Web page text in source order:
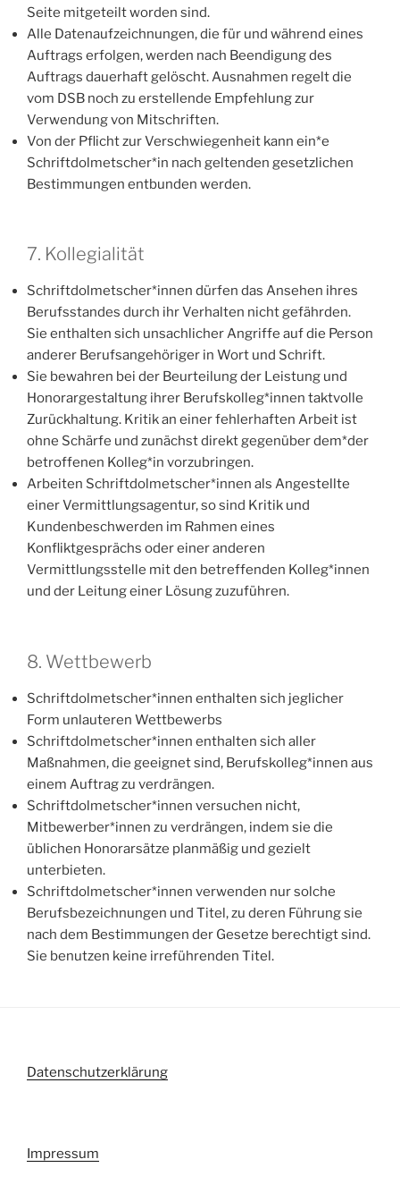
Seite mitgeteilt worden sind.
Alle Datenaufzeichnungen, die für und während eines
Auftrags erfolgen, werden nach Beendigung des
Auftrags dauerhaft gelöscht. Ausnahmen regelt die
vom DSB noch zu erstellende Empfehlung zur
Verwendung von Mitschriften.
Von der Pflicht zur Verschwiegenheit kann ein*e
Schriftdolmetscher*in nach geltenden gesetzlichen
Bestimmungen entbunden werden.
7. Kollegialität
Schriftdolmetscher*innen dürfen das Ansehen ihres
Berufsstandes durch ihr Verhalten nicht gefährden.
Sie enthalten sich unsachlicher Angriffe auf die Person
anderer Berufsangehöriger in Wort und Schrift.
Sie bewahren bei der Beurteilung der Leistung und
Honorargestaltung ihrer Berufskolleg*innen taktvolle
Zurückhaltung. Kritik an einer fehlerhaften Arbeit ist
ohne Schärfe und zunächst direkt gegenüber dem*der
betroffenen Kolleg*in vorzubringen.
Arbeiten Schriftdolmetscher*innen als Angestellte
einer Vermittlungsagentur, so sind Kritik und
Kundenbeschwerden im Rahmen eines
Konfliktgesprächs oder einer anderen
Vermittlungsstelle mit den betreffenden Kolleg*innen
und der Leitung einer Lösung zuzuführen.
8. Wettbewerb
Schriftdolmetscher*innen enthalten sich jeglicher
Form unlauteren Wettbewerbs
Schriftdolmetscher*innen enthalten sich aller
Maßnahmen, die geeignet sind, Berufskolleg*innen aus
einem Auftrag zu verdrängen.
Schriftdolmetscher*innen versuchen nicht,
Mitbewerber*innen zu verdrängen, indem sie die
üblichen Honorarsätze planmäßig und gezielt
unterbieten.
Schriftdolmetscher*innen verwenden nur solche
Berufsbezeichnungen und Titel, zu deren Führung sie
nach dem Bestimmungen der Gesetze berechtigt sind.
Sie benutzen keine irreführenden Titel.
Datenschutzerklärung
Impressum